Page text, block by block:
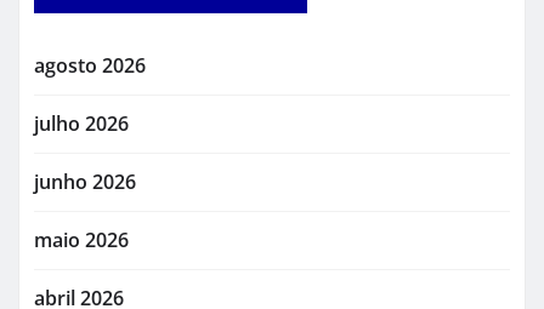
agosto 2026
julho 2026
junho 2026
maio 2026
abril 2026